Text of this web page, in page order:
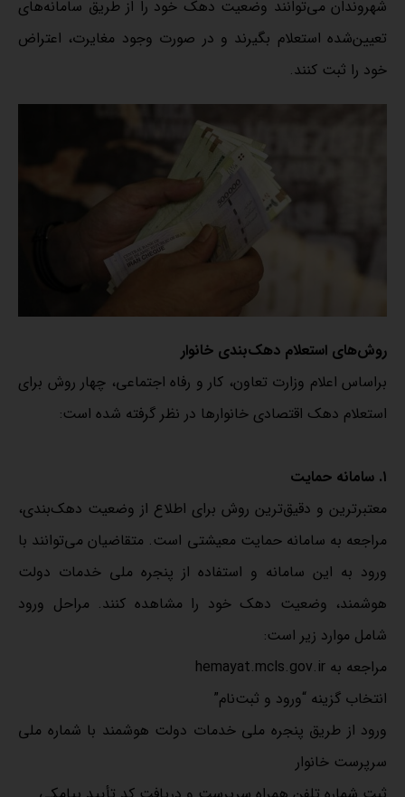
شهروندان می‌توانند وضعیت دهک خود را از طریق سامانه‌های
تعیین‌شده استعلام بگیرند و در صورت وجود مغایرت، اعتراض
خود را ثبت کنند.
روش‌های استعلام دهک‌بندی خانوار
براساس اعلام وزارت تعاون، کار و رفاه اجتماعی، چهار روش برای
استعلام دهک اقتصادی خانوارها در نظر گرفته شده است:
۱. سامانه حمایت
معتبرترین و دقیق‌ترین روش برای اطلاع از وضعیت دهک‌بندی،
مراجعه به سامانه حمایت معیشتی است. متقاضیان می‌توانند با
ورود به این سامانه و استفاده از پنجره ملی خدمات دولت
هوشمند، وضعیت دهک خود را مشاهده کنند. مراحل ورود
شامل موارد زیر است:
مراجعه به hemayat.mcls.gov.ir
انتخاب گزینه “ورود و ثبت‌نام”
ورود از طریق پنجره ملی خدمات دولت هوشمند با شماره ملی
سرپرست خانوار